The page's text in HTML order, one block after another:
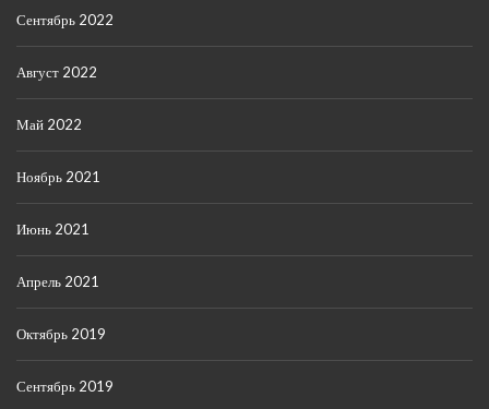
Сентябрь 2022
Август 2022
Май 2022
Ноябрь 2021
Июнь 2021
Апрель 2021
Октябрь 2019
Сентябрь 2019